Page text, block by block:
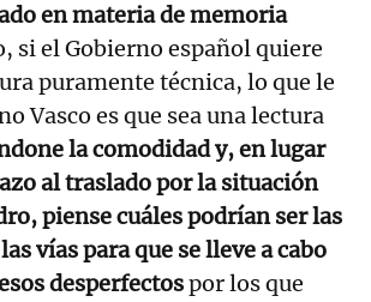
en materia de memoria
si el Gobierno español quiere
puramente técnica, lo que le
Vasco es que sea una lectura
la comodidad y, en lugar
al traslado por la situación
piense cuáles podrían ser las
vías para que se lleve a cabo
desperfectospor los que